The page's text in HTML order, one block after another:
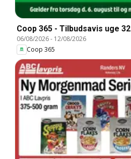
Coop 365 - Tilbudsavis uge 32
06/08/2026- 12/08/2026
Coop 365